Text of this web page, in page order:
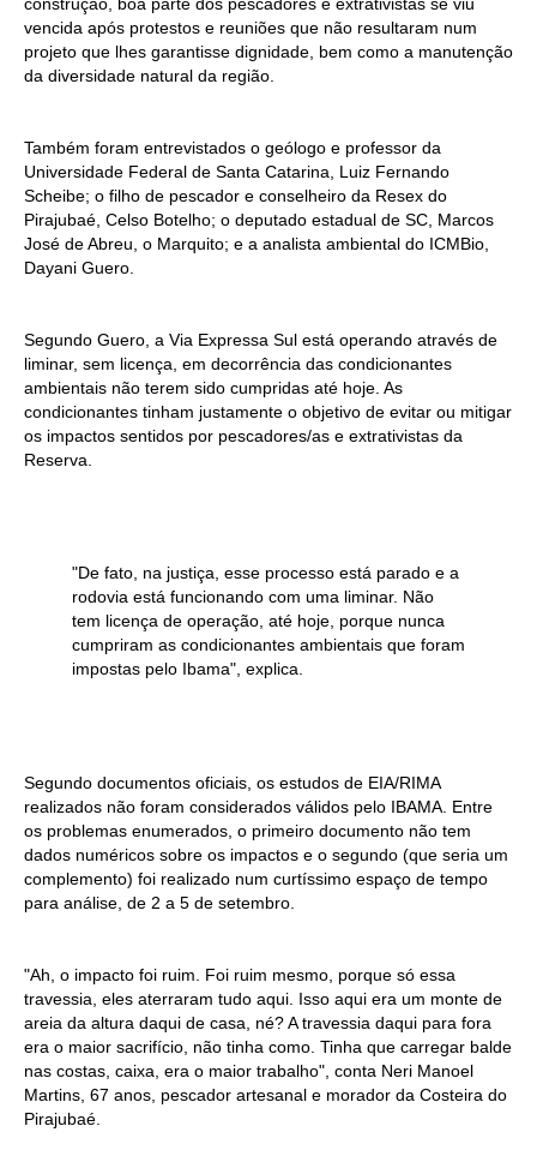
vencida após protestos e reuniões que não resultaram num
projeto que lhes garantisse dignidade, bem como a manutenção
da diversidade natural da região.
Também foram entrevistados o geólogo e professor da
Universidade Federal de Santa Catarina, Luiz Fernando
Scheibe; o filho de pescador e conselheiro da Resex do
Pirajubaé, Celso Botelho; o deputado estadual de SC, Marcos
José de Abreu, o Marquito; e a analista ambiental do ICMBio,
Dayani Guero.
Segundo Guero, a Via Expressa Sul está operando através de
liminar, sem licença, em decorrência das condicionantes
ambientais não terem sido cumpridas até hoje. As
condicionantes tinham justamente o objetivo de evitar ou mitigar
os impactos sentidos por pescadores/as e extrativistas da
Reserva.
"De fato, na justiça, esse processo está parado e a
rodovia está funcionando com uma liminar. Não
tem licença de operação, até hoje, porque nunca
cumpriram as condicionantes ambientais que foram
impostas pelo Ibama", explica.
Segundo documentos oficiais, os estudos de EIA/RIMA
realizados não foram considerados válidos pelo IBAMA. Entre
os problemas enumerados, o primeiro documento não tem
dados numéricos sobre os impactos e o segundo (que seria um
complemento) foi realizado num curtíssimo espaço de tempo
para análise, de 2 a 5 de setembro.
"Ah, o impacto foi ruim. Foi ruim mesmo, porque só essa
travessia, eles aterraram tudo aqui. Isso aqui era um monte de
areia da altura daqui de casa, né? A travessia daqui para fora
era o maior sacrifício, não tinha como. Tinha que carregar balde
nas costas, caixa, era o maior trabalho", conta Neri Manoel
Martins, 67 anos, pescador artesanal e morador da Costeira do
Pirajubaé.